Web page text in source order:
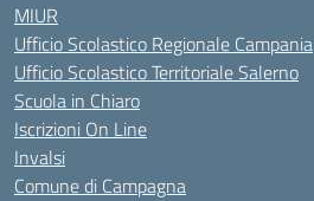
MIUR
Ufficio Scolastico Regionale Campania
Ufficio Scolastico Territoriale Salerno
Scuola in Chiaro
Iscrizioni On Line
Invalsi
Comune di Campagna